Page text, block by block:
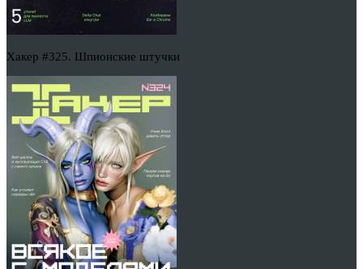
Хакер #325. Шпионские штучки